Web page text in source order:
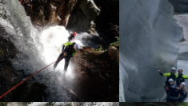
Set 4
16 0 38